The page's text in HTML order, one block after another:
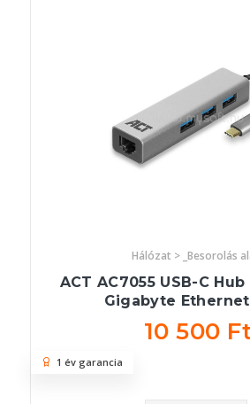
Hálózat > _Besorolás
ACT AC7055 USB-C
Gigabyte
10 500
1 év garancia